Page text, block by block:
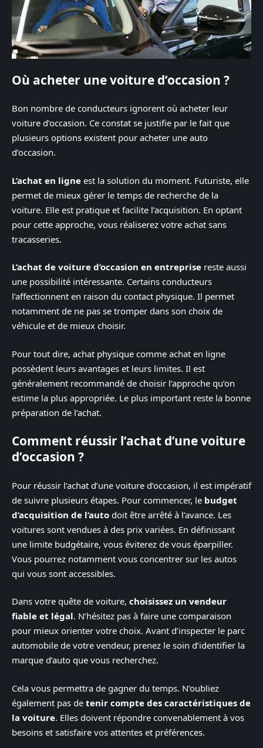
Où acheter une voiture d’occasion ?
Bon nombre de conducteurs ignorent où acheter leur
voiture d’occasion. Ce constat se justifie par le fait que
plusieurs options existent pour acheter une auto
d’occasion.
L’achat en ligne est la solution du moment. Futuriste, elle
permet de mieux gérer le temps de recherche de la
voiture. Elle est pratique et facilite l’acquisition. En optant
pour cette approche, vous réaliserez votre achat sans
tracasseries.
L’achat de voiture d’occasion en entreprise reste aussi
une possibilité intéressante. Certains conducteurs
l’affectionnent en raison du contact physique. Il permet
notamment de ne pas se tromper dans son choix de
véhicule et de mieux choisir.
Pour tout dire, achat physique comme achat en ligne
possèdent leurs avantages et leurs limites. Il est
généralement recommandé de choisir l’approche qu’on
estime la plus appropriée. Le plus important reste la bonne
préparation de l’achat.
Comment réussir l’achat d’une voiture
d’occasion ?
Pour réussir l’achat d’une voiture d’occasion, il est impératif
de suivre plusieurs étapes. Pour commencer, le budget
d’acquisition de l’auto doit être arrêté à l’avance. Les
voitures sont vendues à des prix variées. En définissant
une limite budgétaire, vous éviterez de vous éparpiller.
Vous pourrez notamment vous concentrer sur les autos
qui vous sont accessibles.
Dans votre quête de voiture, choisissez un vendeur
fiable et légal. N’hésitez pas à faire une comparaison
pour mieux orienter votre choix. Avant d’inspecter le parc
automobile de votre vendeur, prenez le soin d’identifier la
marque d’auto que vous recherchez.
Cela vous permettra de gagner du temps. N’oubliez
également pas de tenir compte des caractéristiques de
la voiture. Elles doivent répondre convenablement à vos
besoins et satisfaire vos attentes et préférences.